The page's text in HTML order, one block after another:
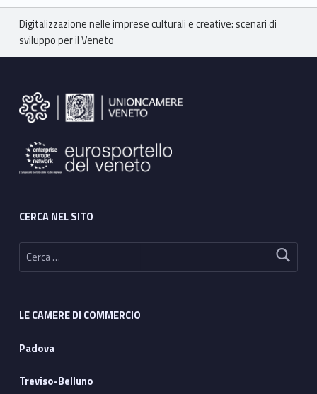
Breadcrumbs navigation
Digitalizzazione nelle imprese culturali e creative: scenari di
sviluppo per il Veneto
CERCA NEL SITO
Ricerca per:
LE CAMERE DI COMMERCIO
Padova
Treviso-Belluno